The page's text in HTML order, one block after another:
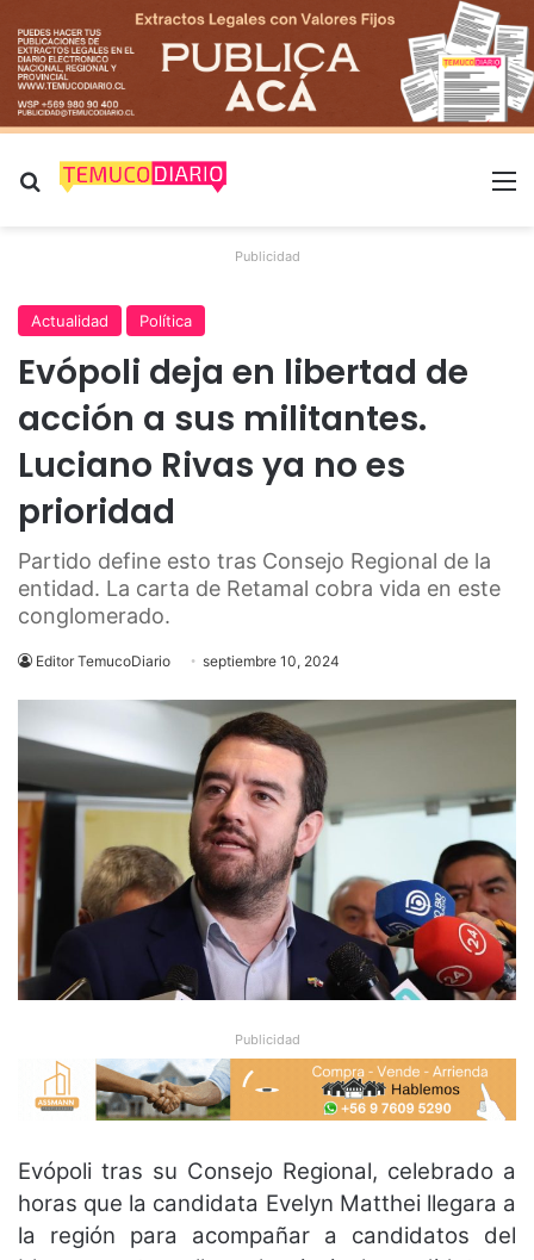
Buscar por
Publicidad
Actualidad Política
Evópoli deja en libertad de
acción a sus militantes.
Luciano Rivas ya no es
prioridad
Partido define esto tras Consejo Regional de la
entidad. La carta de Retamal cobra vida en este
conglomerado.
Editor TemucoDiario septiembre 10, 2024
Publicidad
Evópoli tras su Consejo Regional, celebrado a
horas que la candidata Evelyn Matthei llegara a
la región para acompañar a candidatos del